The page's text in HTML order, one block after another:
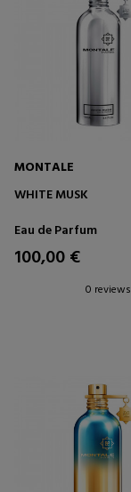
MONTALE
WHITE MUSK
Eau de Parfum
100,00 €
0 reviews